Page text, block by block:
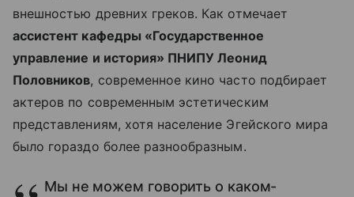
внешностью древних греков. Как отмечает
ассистент кафедры «Государственное
управление и история» ПНИПУ Леонид
Половников, современное кино часто подбирает
актеров по современным эстетическим
представлениям, хотя население Эгейского мира
было гораздо более разнообразным.
Мы не можем говорить о каком-